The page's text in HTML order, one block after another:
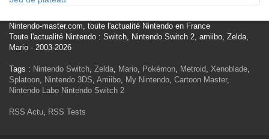
Nintendo-master.com, toute l'actualité Nintendo en France
Toute l'actualité Nintendo : Switch, Nintendo Switch 2, amiibo, Zelda,
Mario - 2003-2026
Tags : Nintendo Switch, Zelda, Mario, Pokémon, Metroid, Xenoblade,
Splatoon, Nintendo 3DS, Amiibo, My Nintendo, Cartoon Master,
Nintendo Labo Nintendo Switch 2
RSS Actu, RSS Tests